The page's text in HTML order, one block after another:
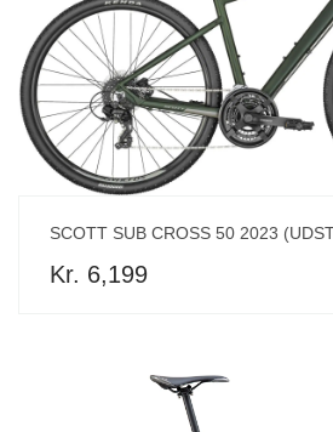
SCOTT SUB CROSS 50 2023
Kr. 6,199